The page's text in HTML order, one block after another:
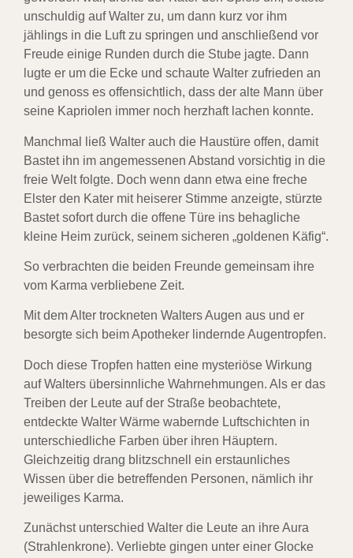
unschuldig auf Walter zu, um dann kurz vor ihm
jählings in die Luft zu springen und anschließend vor
Freude einige Runden durch die Stube jagte. Dann
lugte er um die Ecke und schaute Walter zufrieden an
und genoss es offensichtlich, dass der alte Mann über
seine Kapriolen immer noch herzhaft lachen konnte.
Manchmal ließ Walter auch die Haustüre offen, damit
Bastet ihn im angemessenen Abstand vorsichtig in die
freie Welt folgte. Doch wenn dann etwa eine freche
Elster den Kater mit heiserer Stimme anzeigte, stürzte
Bastet sofort durch die offene Türe ins behagliche
kleine Heim zurück, seinem sicheren „goldenen Käfig“.
So verbrachten die beiden Freunde gemeinsam ihre
vom Karma verbliebene Zeit.
Mit dem Alter trockneten Walters Augen aus und er
besorgte sich beim Apotheker lindernde Augentropfen.
Doch diese Tropfen hatten eine mysteriöse Wirkung
auf Walters übersinnliche Wahrnehmungen. Als er das
Treiben der Leute auf der Straße beobachtete,
entdeckte Walter Wärme wabernde Luftschichten in
unterschiedliche Farben über ihren Häuptern.
Gleichzeitig drang blitzschnell ein erstaunliches
Wissen über die betreffenden Personen, nämlich ihr
jeweiliges Karma.
Zunächst unterschied Walter die Leute an ihre Aura
(Strahlenkrone). Verliebte gingen unter einer Glocke